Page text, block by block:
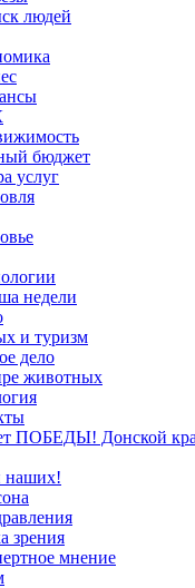
людей
бюджет
услуг
недели
и туризм
дело
животных
ПОБЕДЫ! Донской
наших!
зрения
мнение